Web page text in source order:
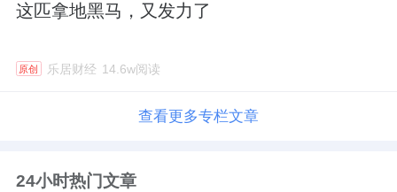
这匹拿地黑马，又发力了
原创 乐居财经 14.6w阅读
查看更多专栏文章
24小时热门文章